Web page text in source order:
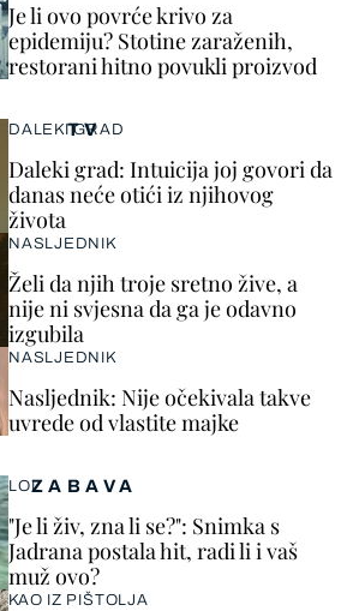
Je li ovo povrće krivo za
epidemiju? Stotine zaraženih,
restorani hitno povukli proizvod
ZABAVA
LOL
"Je li živ, zna li se?": Snimka s
Jadrana postala hit, radi li i vaš
muž ovo?
KAO IZ PIŠTOLJA
TV
DALEKI GRAD
Daleki grad: Intuicija joj govori da
danas neće otići iz njihovog
života
NASLJEDNIK
Želi da njih troje sretno žive, a
nije ni svjesna da ga je odavno
izgubila
NASLJEDNIK
Nasljednik: Nije očekivala takve
uvrede od vlastite majke